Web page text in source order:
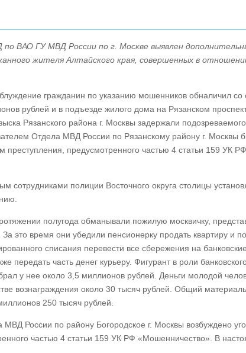
по ВАО ГУ МВД России по г. Москве выявлен
жителя Алтайского края, совершенных в
гражданин по указанию мошенников обналичил со
рублей и в подъезде жилого дома на Рязанском
Рязанского района г. Москвы задержали
Отдела МВД России по Рязанскому району г. Москвы
преступления, предусмотренного частью 4 статьи 159 УК РФ
сотрудниками полиции Восточного округа столицы
полугода обманывали пожилую москвичку,
это время они убедили пенсионерку продать квартиру и
списания перевести все сбережения на
передать часть денег курьеру. Фигурант в роли
у нее около 3,5 миллионов рублей. Деньги молодой
вознаграждения около 30 тысяч рублей. Общий
250 тысяч рублей.
России по району Богородское г. Москвы возбуждено
частью 4 статьи 159 УК РФ «Мошенничество». В